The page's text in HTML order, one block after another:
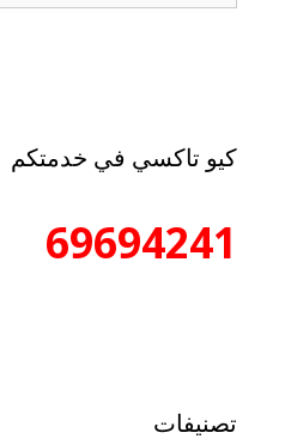
كيو تاكسي في خدمتكم
69694241
تصنيفات